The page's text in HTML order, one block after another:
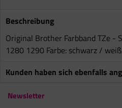
Beschreibung
Original Brother Farbband TZe -
1280 1290 Farbe: schwarz /
Kunden haben sich ebenfalls
Newsletter